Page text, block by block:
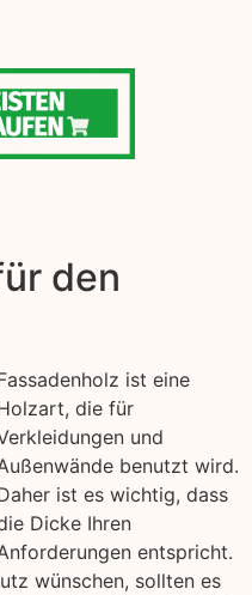
den
ist eine
die für
und
benutzt wird.
ist es wichtig, dass
Dicke Ihren
entspricht.
wünschen, sollten es